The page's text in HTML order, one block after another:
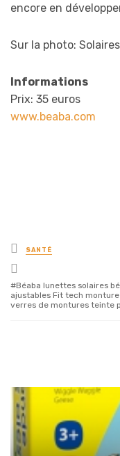
encore en
Sur la photo:
Informations
Prix: 35 euros
www.beaba.com
Posted
in
SANTÉ
with
Béaba lunettes solaires
ajustables Fit tech
verres de montures teinte